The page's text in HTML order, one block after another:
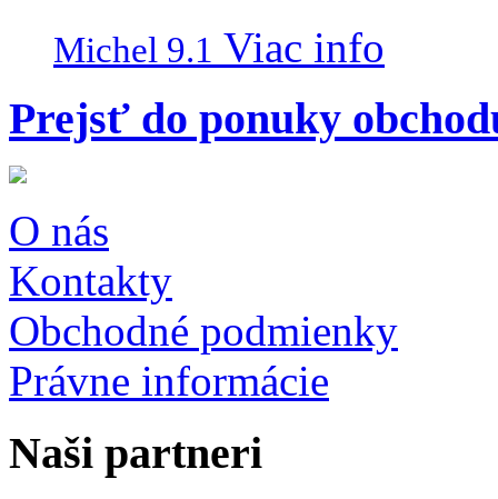
Michel 9.1 Viac info
Prejsť do ponuky
O nás
Kontakty
Obchodné podmienky
Právne informácie
Naši partneri